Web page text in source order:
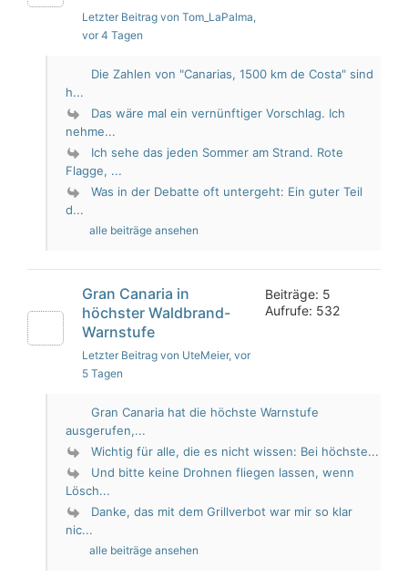
Letzter Beitrag von Tom_LaPalma,
vor 4 Tagen
Die Zahlen von "Canarias, 1500 km de Costa" sind
h...
Das wäre mal ein vernünftiger Vorschlag. Ich
nehme...
Ich sehe das jeden Sommer am Strand. Rote
Flagge, ...
Was in der Debatte oft untergeht: Ein guter Teil
d...
alle beiträge ansehen
Gran Canaria in
höchster Waldbrand-
Warnstufe
Letzter Beitrag von UteMeier, vor
5 Tagen
Beiträge: 5
Aufrufe: 532
Gran Canaria hat die höchste Warnstufe
ausgerufen,...
Wichtig für alle, die es nicht wissen: Bei höchste...
Und bitte keine Drohnen fliegen lassen, wenn
Lösch...
Danke, das mit dem Grillverbot war mir so klar
nic...
alle beiträge ansehen